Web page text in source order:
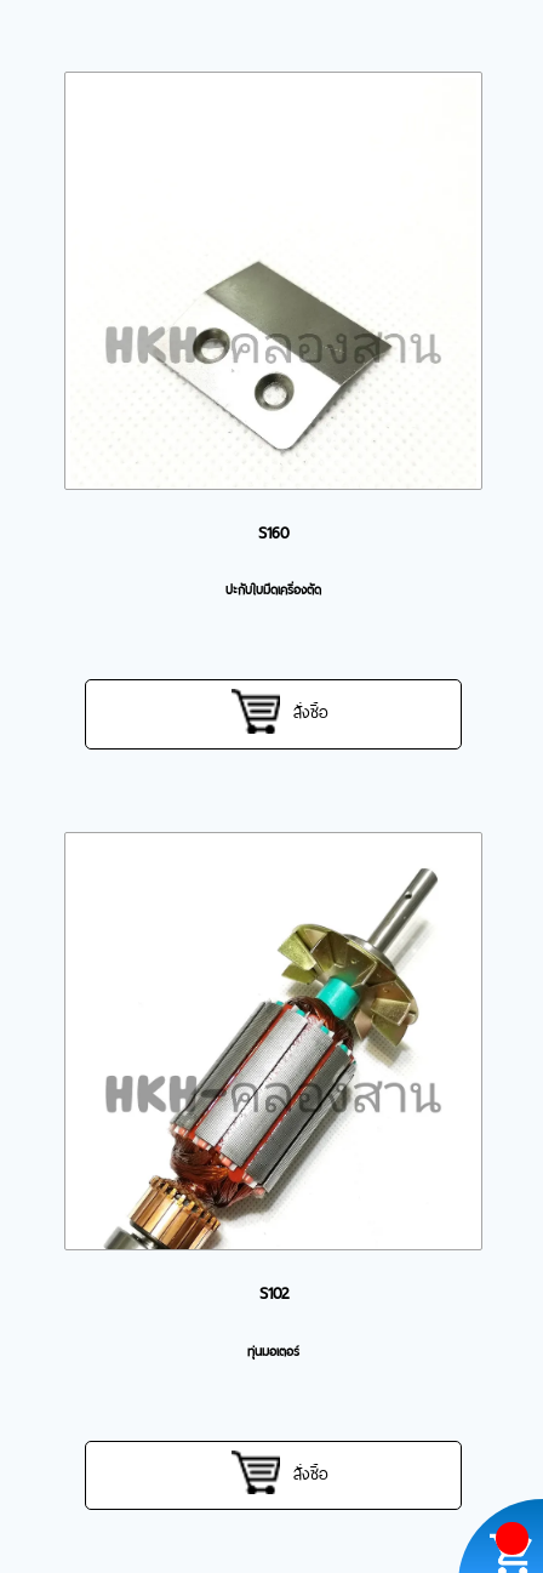
S160
ปะกับใบมีดเครื่องตัด
สั่งซื้อ
S102
ทุ่นมอเตอร์
สั่งซื้อ